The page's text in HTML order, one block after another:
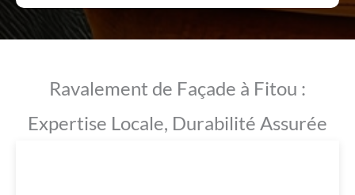
Ravalement de Façade à Fitou :
Expertise Locale, Durabilité Assurée